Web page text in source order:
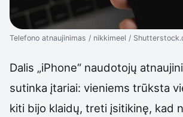
Telefono atnaujinimas / nikkimeel /
Dalis „iPhone“ naudotojų
sutinka įtariai: vieniems trūksta
kiti bijo klaidų, treti įsitikinę, kad